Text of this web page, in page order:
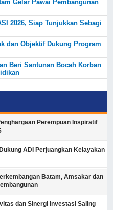
Gelar Pawai Pembangunan
2026, Siap Tunjukkan Sebagi
dan Objektif Dukung Program
Beri Santunan Bocah Korban
Perempuan Inspiratif
ADI Perjuangkan Kelayakan
Batam, Amsakar dan
dan Sinergi Investasi Saling